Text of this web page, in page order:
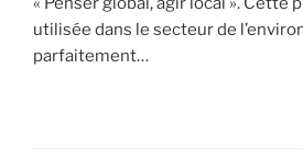
utilisée dans le secteur de
parfaitement…